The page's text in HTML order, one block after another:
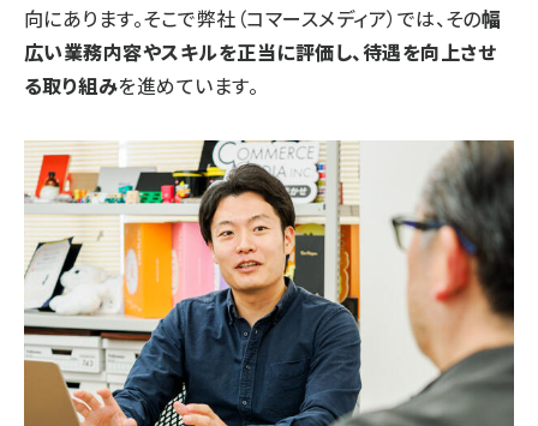
向にあります。そこで弊社（コマースメディア）では、その幅
広い業務内容やスキルを正当に評価し、待遇を向上させ
る取り組みを進めています。